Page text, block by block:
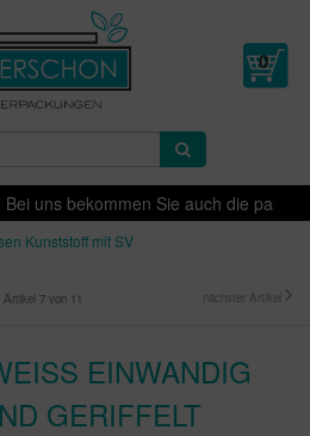
Bei uns bekommen Sie auch die
Kunststoff mit SV
Artikel 7 von 11 nächster Artikel
EINWANDIG P
GERIFFELT W